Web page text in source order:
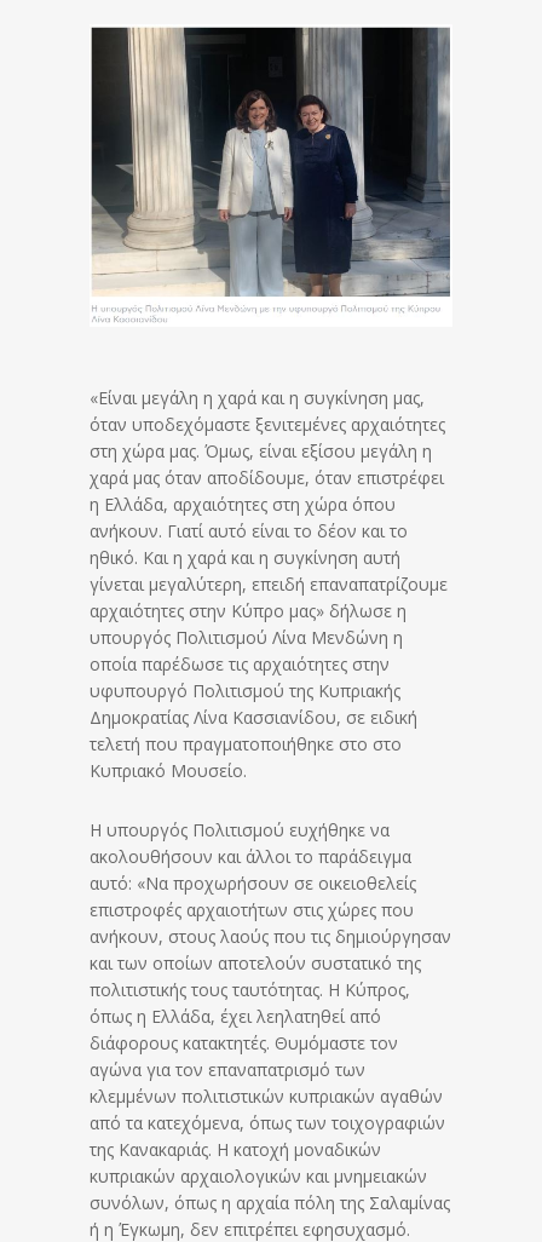
«Είναι μεγάλη η χαρά και η συγκίνηση μας,
όταν υποδεχόμαστε ξενιτεμένες αρχαιότητες
στη χώρα μας. Όμως, είναι εξίσου μεγάλη η
χαρά μας όταν αποδίδουμε, όταν επιστρέφει
η Ελλάδα, αρχαιότητες στη χώρα όπου
ανήκουν. Γιατί αυτό είναι το δέον και το
ηθικό. Και η χαρά και η συγκίνηση αυτή
γίνεται μεγαλύτερη, επειδή επαναπατρίζουμε
αρχαιότητες στην Κύπρο μας» δήλωσε η
υπουργός Πολιτισμού Λίνα Μενδώνη η
οποία παρέδωσε τις αρχαιότητες στην
υφυπουργό Πολιτισμού της Κυπριακής
Δημοκρατίας Λίνα Κασσιανίδου, σε ειδική
τελετή που πραγματοποιήθηκε στο στο
Κυπριακό Μουσείο.
Η υπουργός Πολιτισμού ευχήθηκε να
ακολουθήσουν και άλλοι το παράδειγμα
αυτό: «Να προχωρήσουν σε οικειοθελείς
επιστροφές αρχαιοτήτων στις χώρες που
ανήκουν, στους λαούς που τις δημιούργησαν
και των οποίων αποτελούν συστατικό της
πολιτιστικής τους ταυτότητας. Η Κύπρος,
όπως η Ελλάδα, έχει λεηλατηθεί από
διάφορους κατακτητές. Θυμόμαστε τον
αγώνα για τον επαναπατρισμό των
κλεμμένων πολιτιστικών κυπριακών αγαθών
από τα κατεχόμενα, όπως των τοιχογραφιών
της Κανακαριάς. Η κατοχή μοναδικών
κυπριακών αρχαιολογικών και μνημειακών
συνόλων, όπως η αρχαία πόλη της Σαλαμίνας
ή η Έγκωμη, δεν επιτρέπει εφησυχασμό.